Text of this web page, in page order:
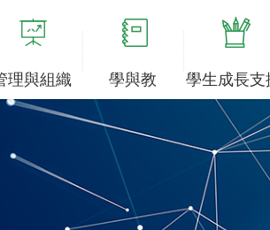
理與組織 學與教 學生成長支